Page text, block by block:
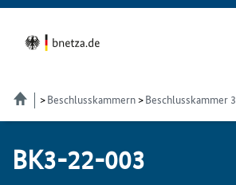
Beschlusskammern Beschlusskammer 3
BK3-22-003